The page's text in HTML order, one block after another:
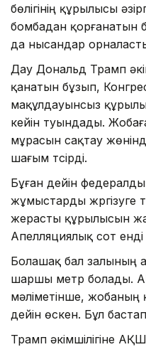
бөлігінің құрылысы
бомбадан қорғанатын
да нысандар
Дау Дональд Трамп
қанатын бұзып,
мақұлдауынсыз
кейін туындады.
мұрасын сақтау
шағым түсірді.
Бұған дейін
жұмыстарды жүргізуге
жерасты құрылысын
Апелляциялық сот
Болашақ бал залының
шаршы метр болады.
мәліметінше,
дейін өскен. Бұл
Трамп әкімшілігіне